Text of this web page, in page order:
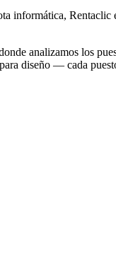
informática,
analizamos los
diseño — cada